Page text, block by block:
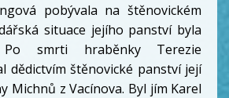
pobývala na štěnovickém
situace jejího panství byla
smrti hraběnky Terezie
dědictvím štěnovické panství její
Michnů z Vacínova. Byl jím Karel